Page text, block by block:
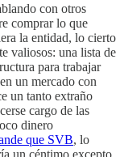
con otros
comprar lo que
la entidad, lo cierto
valiosos: una lista de
para trabajar
un mercado con
un tanto extraño
cargo de las
dinero
que SVB, lo
un céntimo excepto